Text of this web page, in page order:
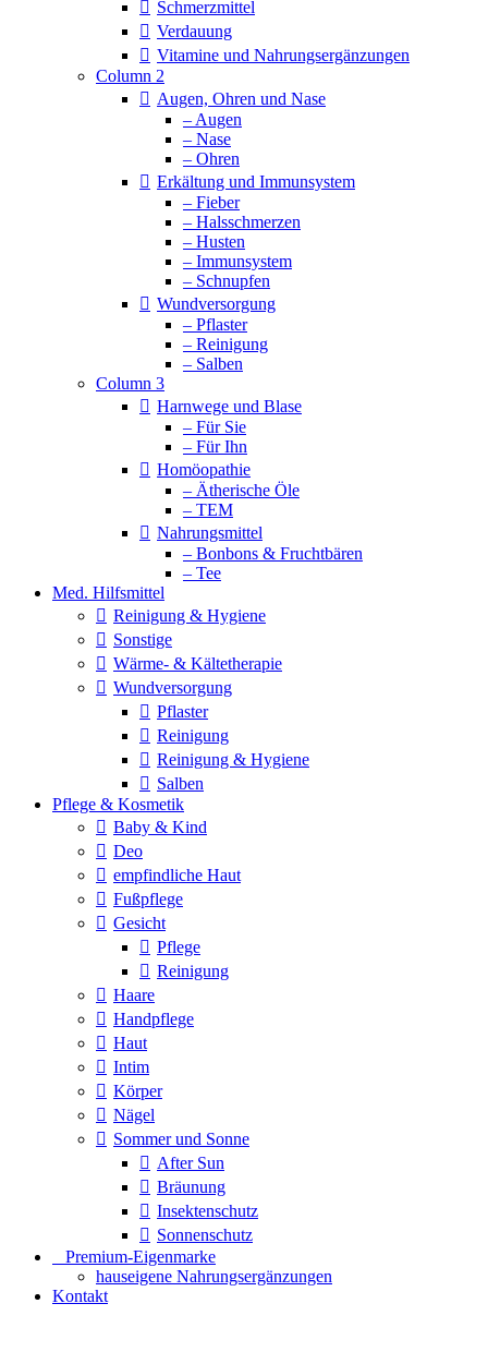
Schmerzmittel
Verdauung
Vitamine und Nahrungsergänzungen
Column 2
Augen, Ohren und Nase
– Augen
– Nase
– Ohren
Erkältung und Immunsystem
– Fieber
– Halsschmerzen
– Husten
– Immunsystem
– Schnupfen
Wundversorgung
– Pflaster
– Reinigung
– Salben
Column 3
Harnwege und Blase
– Für Sie
– Für Ihn
Homöopathie
– Ätherische Öle
– TEM
Nahrungsmittel
– Bonbons & Fruchtbären
– Tee
Med. Hilfsmittel
Reinigung & Hygiene
Sonstige
Wärme- & Kältetherapie
Wundversorgung
Pflaster
Reinigung
Reinigung & Hygiene
Salben
Pflege & Kosmetik
Baby & Kind
Deo
empfindliche Haut
Fußpflege
Gesicht
Pflege
Reinigung
Haare
Handpflege
Haut
Intim
Körper
Nägel
Sommer und Sonne
After Sun
Bräunung
Insektenschutz
Sonnenschutz
⠀​Premium-Eigenmarke
hauseigene Nahrungsergänzungen
Kontakt